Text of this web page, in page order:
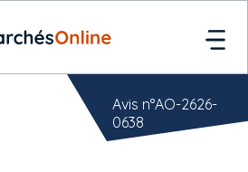
Avis n°AO-2626-
0638